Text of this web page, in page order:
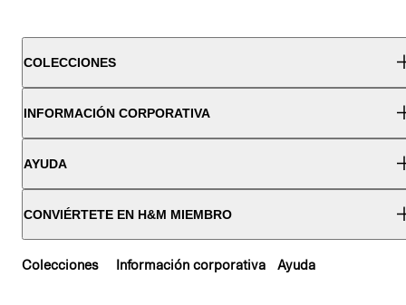
COLECCIONES
INFORMACIÓN CORPORATIVA
AYUDA
CONVIÉRTETE EN H&M MIEMBRO
Colecciones Información corporativa Ayuda